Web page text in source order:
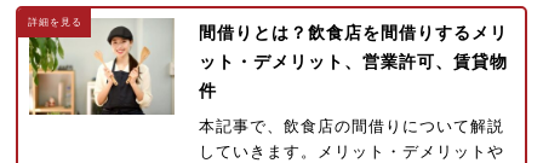
間借りとは？飲食店を間借りするメリ
ット・デメリット、営業許可、賃貸物
件
本記事で、飲食店の間借りについて解説
していきます。メリット・デメリットや